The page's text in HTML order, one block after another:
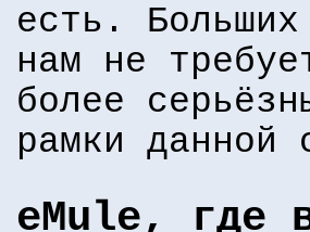
есть.
нам не
более
рамки данной
eMule, где